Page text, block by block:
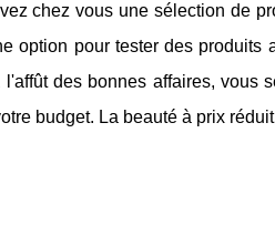
chez vous une sélection de
option pour tester des
des bonnes affaires, vous
budget. La beauté à prix